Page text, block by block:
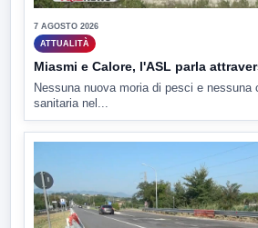
7 AGOSTO 2026
ATTUALITÀ
Miasmi e Calore, l'ASL parla
Nessuna nuova moria di pesci e nessuna
sanitaria nel...